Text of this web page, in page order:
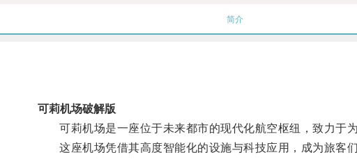
简介
可莉机场破解版
可莉机场是一座位于未来都市的现代化航空枢纽，致力于为
这座机场凭借其高度智能化的设施与科技应用，成为旅客们